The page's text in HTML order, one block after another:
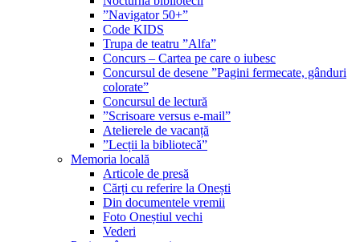
”Navigator 50+”
Code KIDS
Trupa de teatru ”Alfa”
Concurs – Cartea pe care o iubesc
Concursul de desene ”Pagini fermecate, gânduri
colorate”
Concursul de lectură
”Scrisoare versus e-mail”
Atelierele de vacanță
”Lecții la bibliotecă”
Memoria locală
Articole de presă
Cărți cu referire la Onești
Din documentele vremii
Foto Oneștiul vechi
Vederi